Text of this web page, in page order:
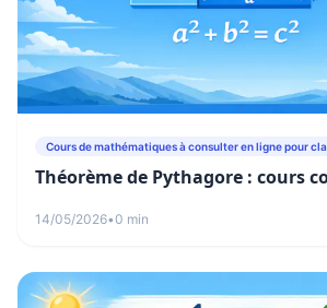
Cours de mathématiques à consulter en ligne pour
Théorème de Pythagore : cours
14/05/2026•0 min